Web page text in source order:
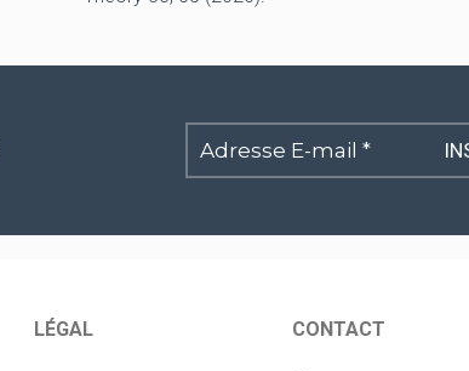
Adresse
E-
LÉGAL CONTACT